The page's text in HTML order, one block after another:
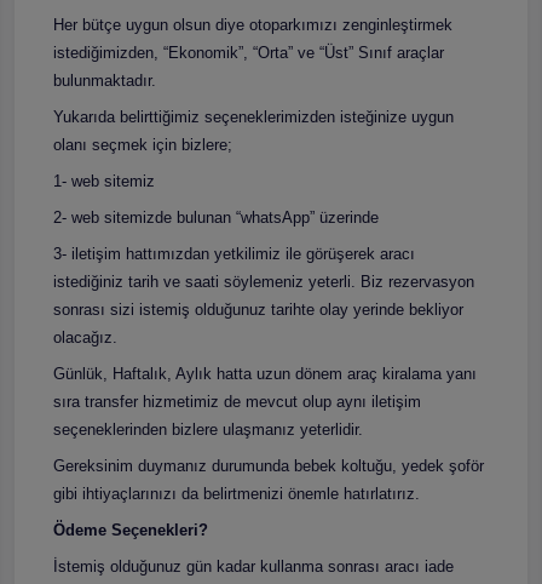
Her bütçe uygun olsun diye otoparkımızı zenginleştirmek
istediğimizden, “Ekonomik”, “Orta” ve “Üst” Sınıf araçlar
bulunmaktadır.
Yukarıda belirttiğimiz seçeneklerimizden isteğinize uygun
olanı seçmek için bizlere;
1- web sitemiz
2- web sitemizde bulunan “whatsApp” üzerinde
3- iletişim hattımızdan yetkilimiz ile görüşerek aracı
istediğiniz tarih ve saati söylemeniz yeterli. Biz rezervasyon
sonrası sizi istemiş olduğunuz tarihte olay yerinde bekliyor
olacağız.
Günlük, Haftalık, Aylık hatta uzun dönem araç kiralama yanı
sıra transfer hizmetimiz de mevcut olup aynı iletişim
seçeneklerinden bizlere ulaşmanız yeterlidir.
Gereksinim duymanız durumunda bebek koltuğu, yedek şoför
gibi ihtiyaçlarınızı da belirtmenizi önemle hatırlatırız.
Ödeme Seçenekleri?
İstemiş olduğunuz gün kadar kullanma sonrası aracı iade